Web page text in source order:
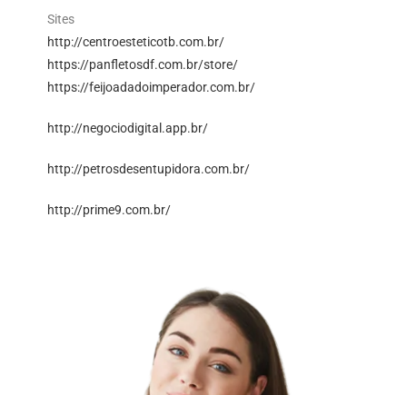
Sites
http://centroesteticotb.com.br/
https://panfletosdf.com.br/store/
https://feijoadadoimperador.com.br/
http://negociodigital.app.br/
http://petrosdesentupidora.com.br/
http://prime9.com.br/